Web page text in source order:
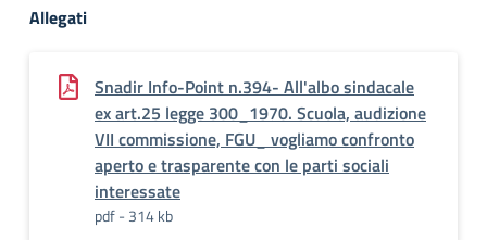
Allegati
Snadir Info-Point n.394- All'albo sindacale
ex art.25 legge 300_1970. Scuola, audizione
VII commissione, FGU_ vogliamo confronto
aperto e trasparente con le parti sociali
interessate
pdf - 314 kb